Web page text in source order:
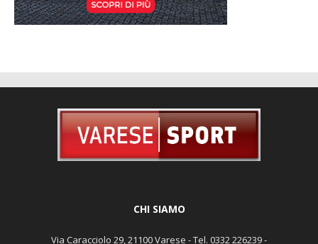
CHI SIAMO
Via Caracciolo 29, 21100 Varese - Tel. 0332 226239 -